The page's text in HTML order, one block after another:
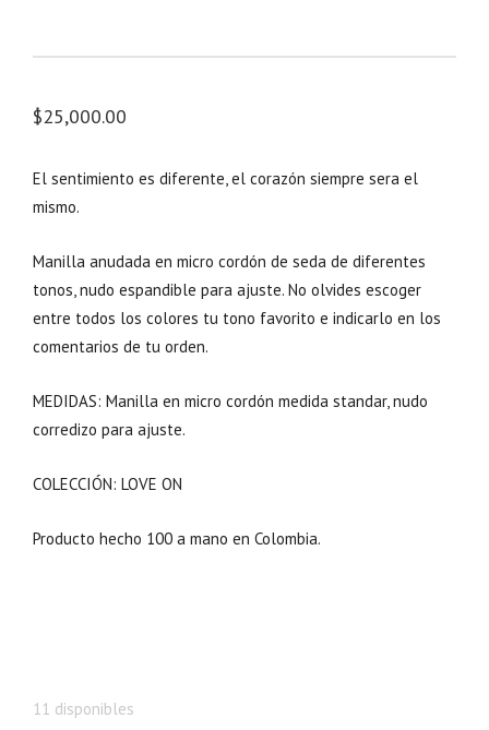
$25,000.00
El sentimiento es diferente, el corazón siempre sera el
mismo.
Manilla anudada en micro cordón de seda de diferentes
tonos, nudo espandible para ajuste. No olvides escoger
entre todos los colores tu tono favorito e indicarlo en los
comentarios de tu orden.
MEDIDAS: Manilla en micro cordón medida standar, nudo
corredizo para ajuste.
COLECCIÓN: LOVE ON
Producto hecho 100 a mano en Colombia.
11 disponibles